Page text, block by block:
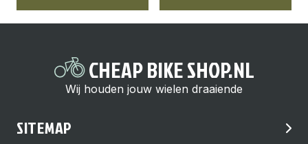
CHEAP BIKE SHOP.NL
Wij houden jouw wielen draaiende
SITEMAP